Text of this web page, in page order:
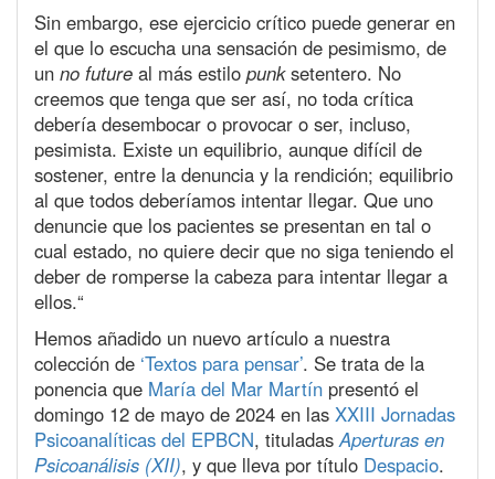
Sin embargo, ese ejercicio crítico puede generar en
el que lo escucha una sensación de pesimismo, de
un no future al más estilo punksetentero. No
creemos que tenga que ser así, no toda crítica
debería desembocar o provocar o ser, incluso,
pesimista. Existe un equilibrio, aunque difícil de
sostener, entre la denuncia y la rendición; equilibrio
al que todos deberíamos intentar llegar. Que uno
denuncie que los pacientes se presentan en tal o
cual estado, no quiere decir que no siga teniendo el
deber de romperse la cabeza para intentar llegar a
ellos.“
Hemos añadido un nuevo artículo a nuestra
colección de ‘Textos para pensar’. Se trata de la
ponencia que María del Mar Martín presentó el
domingo 12 de mayo de 2024 en las XXIII Jornadas
Psicoanalíticas del EPBCN, tituladasAperturas en
Psicoanálisis (XII), y que lleva por título Despacio.